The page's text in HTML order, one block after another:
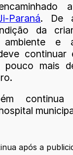
Paraná. De
da
e
continuar
pouco mais
continua
após a